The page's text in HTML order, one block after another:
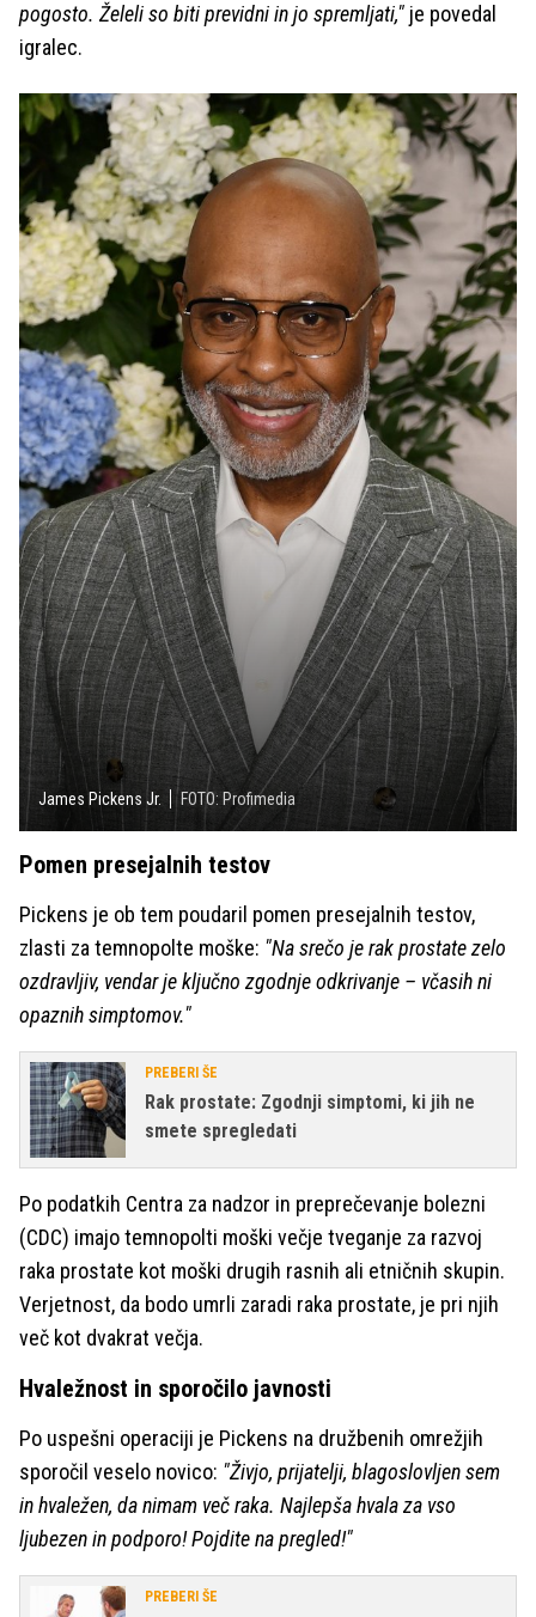
pogosto. Želeli so biti previdni in jo spremljati," je povedal
igralec.
James Pickens Jr. FOTO: Profimedia
Pomen presejalnih testov
Pickens je ob tem poudaril pomen presejalnih testov,
zlasti za temnopolte moške: "Na srečo je rak prostate zelo
ozdravljiv, vendar je ključno zgodnje odkrivanje – včasih ni
opaznih simptomov."
PREBERI ŠE
Rak prostate: Zgodnji simptomi, ki jih ne
smete spregledati
Po podatkih Centra za nadzor in preprečevanje bolezni
(CDC) imajo temnopolti moški večje tveganje za razvoj
raka prostate kot moški drugih rasnih ali etničnih skupin.
Verjetnost, da bodo umrli zaradi raka prostate, je pri njih
več kot dvakrat večja.
Hvaležnost in sporočilo javnosti
Po uspešni operaciji je Pickens na družbenih omrežjih
sporočil veselo novico: "Živjo, prijatelji, blagoslovljen sem
in hvaležen, da nimam več raka. Najlepša hvala za vso
ljubezen in podporo! Pojdite na pregled!"
PREBERI ŠE